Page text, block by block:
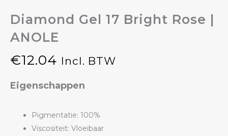
Diamond Gel 17 Bright Rose |
ANOLE
€12.04 Incl. BTW
Eigenschappen
Pigmentatie: 100%
Viscositeit: Vloeibaar